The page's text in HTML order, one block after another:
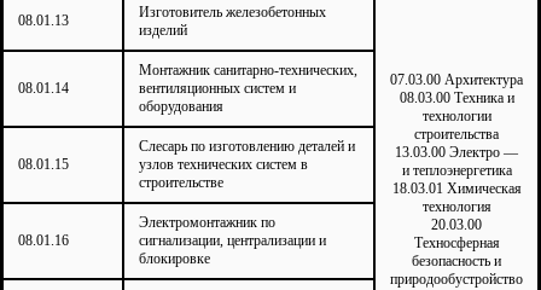
07.03.00 Архитектура
08.03.00 Техника и
технологии
строительства
13.03.00 Электро —
и теплоэнергетика
18.03.01 Химическая
технология
20.03.00
Техносферная
безопасность и
природообустройство
08.01.13
Изготовитель железобетонных
изделий
08.01.14
Монтажник санитарно-технических,
вентиляционных систем и
оборудования
08.01.15
Слесарь по изготовлению деталей и
узлов технических систем в
строительстве
08.01.16
Электромонтажник по
сигнализации, централизации и
блокировке